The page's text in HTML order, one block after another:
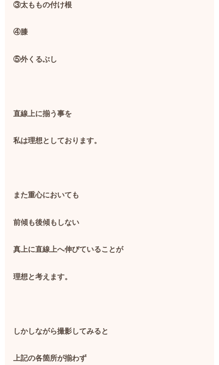
③太ももの付け根
④膝
⑤外くるぶし
直線上に揃う事を
私は理想としております。
また重心においても
前傾も後傾もしない
真上に直線上へ伸びていることが
理想と考えます。
しかしながら撮影してみると
上記の各箇所が揃わず